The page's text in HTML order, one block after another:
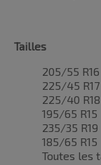
Tailles
205/55 R16
225/45 R17
225/40 R18
195/65 R15
235/35 R19
185/65 R15
Toutes les